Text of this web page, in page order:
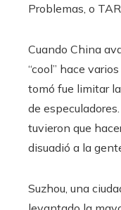
Problemas, o
Cuando China
“cool” hace
tomó fue limitar
de
tuvieron que
disuadió a la
Suzhou, una